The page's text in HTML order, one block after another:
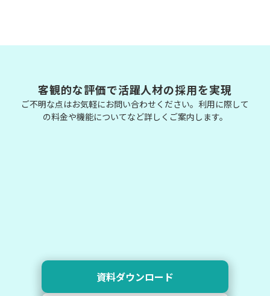
客観的な評価で活躍人材の採用を実現
ご不明な点はお気軽にお問い合わせください。利用に際して
の料金や機能についてなど詳しくご案内します。
資料ダウンロード